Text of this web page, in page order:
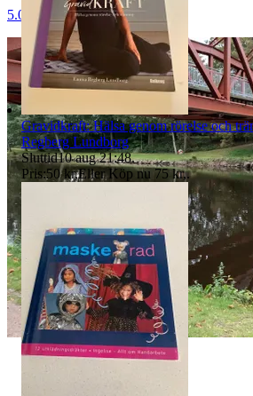
5.0
Gravidkraft: Hälsa genom rörelse och
Regberg Lundborg
Sluttid10 aug 21:48.
Pris:50 kr,Eller Köp nu 75 kr,.